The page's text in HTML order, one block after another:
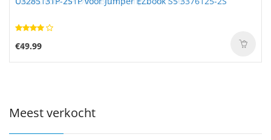
€49.99
Meest verkocht